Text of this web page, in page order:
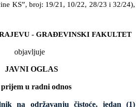
KS”, broj: 19/21, 10/22, 28/23 i 32/24),
- GRAĐEVINSKI FAKULTET
objavljuje
JAVNI OGLAS
prijem u radni odnos
na održavanju čistoće, jedan (1)